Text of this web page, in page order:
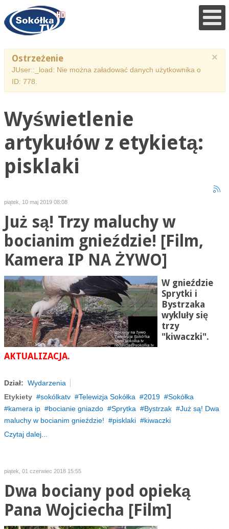
×
Ostrzeżenie
JUser::_load: Nie można załadować danych użytkownika o
ID: 778.
Wyświetlenie
artykułów z etykietą:
pisklaki
piątek, 10 maj 2019 08:08
Już są! Trzy maluchy w
bocianim gnieździe! [Film,
Kamera IP NA ŻYWO]
W gnieździe
Sprytki i
Bystrzaka
wykluły się
trzy
"kiwaczki".
AKTUALIZACJA.
Dział: Wydarzenia
Etykiety
sokólkatv Telewizja Sokółka 2019
Sokółka
kamera ip
bocianie gniazdo Sprytka Bystrzak
Już są! Dwa
maluchy w bocianim gnieździe!
pisklaki
kiwaczki
Czytaj dalej...
piątek, 01 czerwiec 2018 15:55
Dwa bociany pod opieką
Pana Wojciecha [Film]